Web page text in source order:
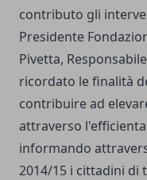
contributo gli
Presidente
Pivetta,
ricordato le finalità
contribuire ad
attraverso
informando
2014/15 i cittadini di